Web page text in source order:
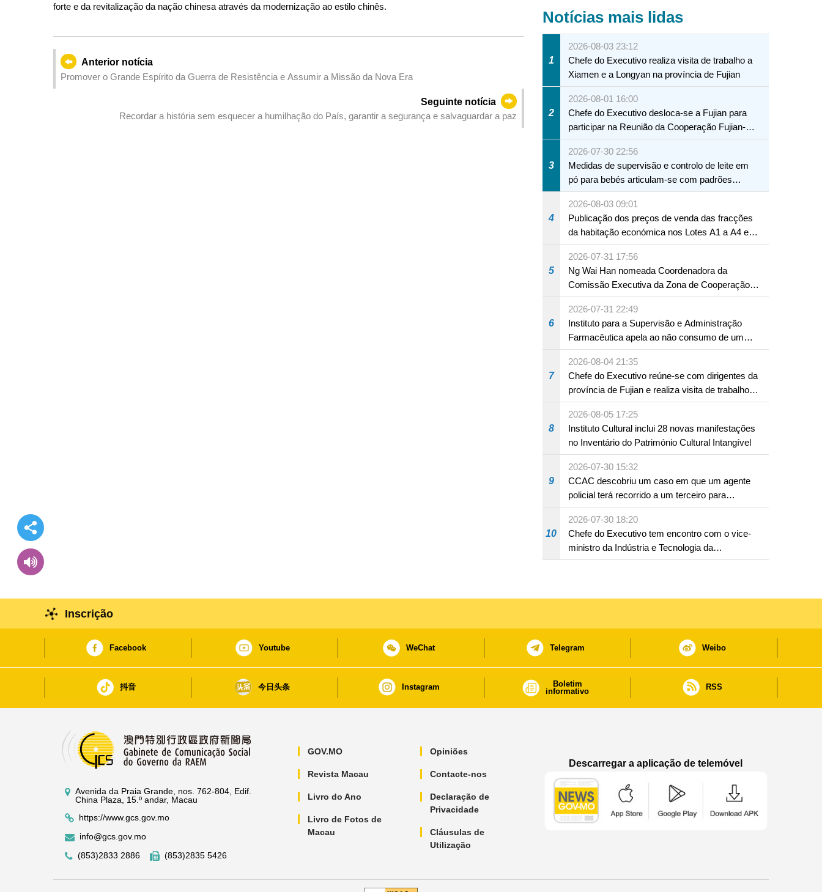
forte e da revitalização da nação chinesa através da modernização ao estilo chinês.
Anterior notícia
Promover o Grande Espírito da Guerra de Resistência e Assumir a Missão da Nova Era
Seguinte notícia
Recordar a história sem esquecer a humilhação do País, garantir a segurança e salvaguardar a paz
Notícias mais lidas
1
2026-08-03 23:12
Chefe do Executivo realiza visita de trabalho a
Xiamen e a Longyan na província de Fujian
2
2026-08-01 16:00
Chefe do Executivo desloca-se a Fujian para
participar na Reunião da Cooperação Fujian-
Macau
3
2026-07-30 22:56
Medidas de supervisão e controlo de leite em
pó para bebés articulam-se com padrões
internacionais Serviços interdepartamentais
envidam esforços para assegurar a saúde dos
bebés e crianças, assim como a segurança
alimentar
4
2026-08-03 09:01
Publicação dos preços de venda das fracções
da habitação económica nos Lotes A1 a A4 e
A12 da Zona A dos Novos Aterros
5
2026-07-31 17:56
Ng Wai Han nomeada Coordenadora da
Comissão Executiva da Zona de Cooperação
Aprofundada entre Guangdong e Macau em
Hengqin
6
2026-07-31 22:49
Instituto para a Supervisão e Administração
Farmacêutica apela ao não consumo de um
produto com substâncias medicamentosas
ocidentais
7
2026-08-04 21:35
Chefe do Executivo reúne-se com dirigentes da
província de Fujian e realiza visita de trabalho
em Fuzhou
8
2026-08-05 17:25
Instituto Cultural inclui 28 novas manifestações
no Inventário do Património Cultural Intangível
9
2026-07-30 15:32
CCAC descobriu um caso em que um agente
policial terá recorrido a um terceiro para
assumir por si a culpa na sequência de uma
infracção rodoviária
10
2026-07-30 18:20
Chefe do Executivo tem encontro com o vice-
ministro da Indústria e Tecnologia da
Informação
Inscrição
Facebook Youtube WeChat Telegram Weibo
抖音 今日头条 Instagram
Boletim
informativo
RSS
Avenida da Praia Grande, nos. 762-804, Edif.
China Plaza, 15.º andar, Macau
https://www.gcs.gov.mo
info@gcs.gov.mo
(853)2833 2886
(853)2835 5426
GOV.MO
Revista Macau
Livro do Ano
Livro de Fotos de
Macau
Opiniões
Contacte-nos
Declaração de
Privacidade
Cláusulas de
Utilização
Descarregar a aplicação de telemóvel